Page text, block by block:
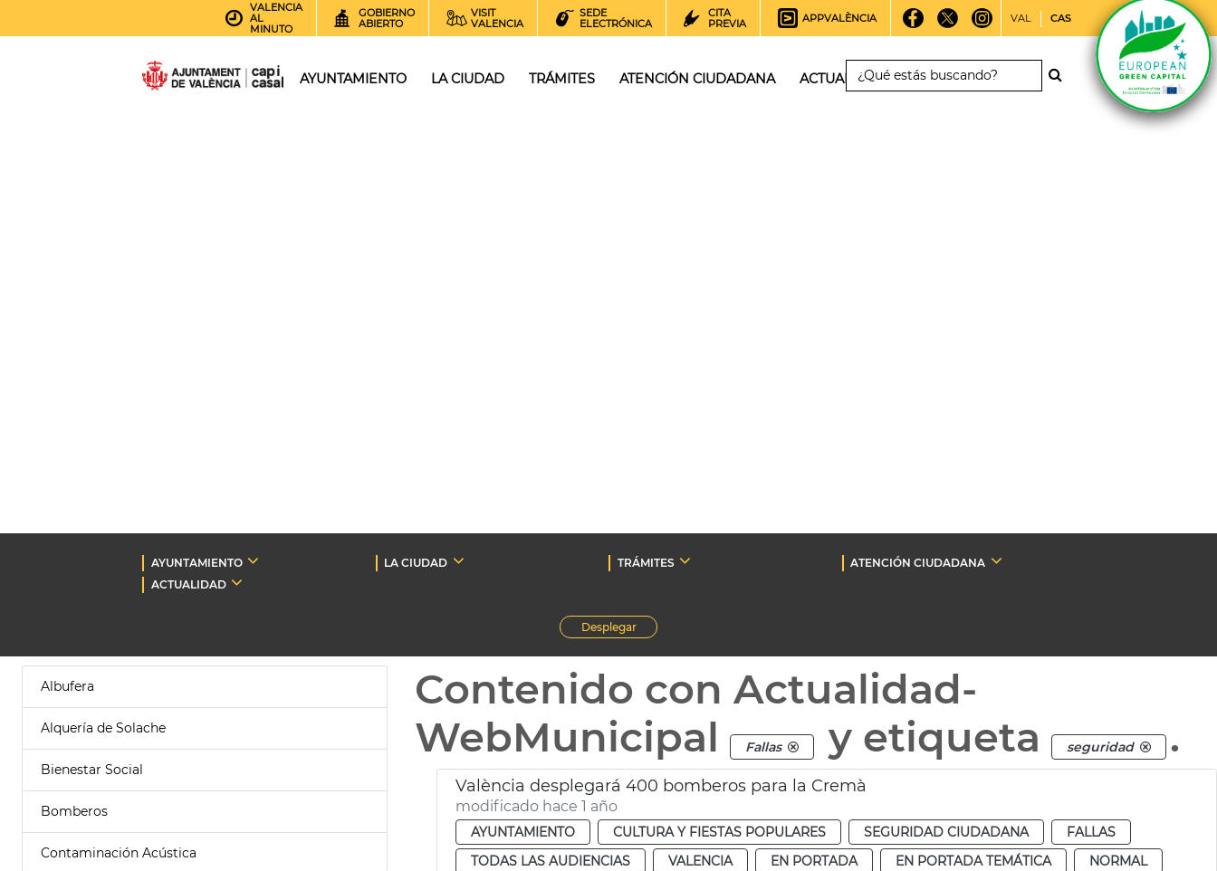
VALENCIA
AL
MINUTO
GOBIERNO
ABIERTO
VISIT
VALENCIA
SEDE
ELECTRÓNICA
CITA
PREVIA
APPVALÈNCIA VAL CAS
AYUNTAMIENTO LA CIUDAD TRÁMITES ATENCIÓN CIUDADANA ACTUALIDAD
AYUNTAMIENTO LA CIUDAD TRÁMITES
ATENCIÓN CIUDADANA
ACTUALIDAD
Desplegar
Albufera
Alquería de Solache
Bienestar Social
Bomberos
Contaminación Acústica
Contenido con Actualidad-
WebMunicipal
Fallas y etiqueta seguridad .
València desplegará 400 bomberos para la Cremà
modificado hace 1 año
AYUNTAMIENTO CULTURA Y FIESTAS POPULARES SEGURIDAD CIUDADANA
FALLAS
TODAS LAS AUDIENCIAS
VALENCIA EN PORTADA EN PORTADA TEMÁTICA
NORMAL